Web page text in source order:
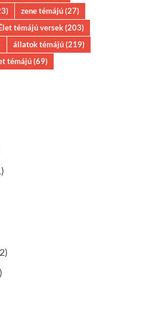
zene témájú(27)
témájú versek(203)
állatok témájú(219)
témájú(69)